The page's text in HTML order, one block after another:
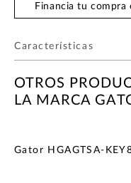
Financia tu compra
Características
OTROS
LA MARCA
Gator HGAGTSA-